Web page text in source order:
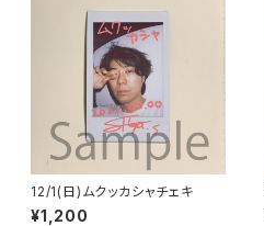
12/1(日)ムクッカシャチェキ
¥1,200